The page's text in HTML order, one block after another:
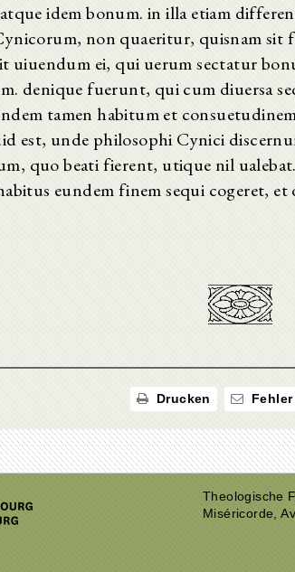
idem bonum. in illa etiam
non quaeritur, quisnam
uiuendum ei, qui uerum sectatur
denique fuerunt, qui cum diuersa
tamen habitum et
est, unde philosophi Cynici
quo beati fierent, utique nil
eundem finem sequi cogeret,
Drucken Fehler
Theologische
Miséricorde,